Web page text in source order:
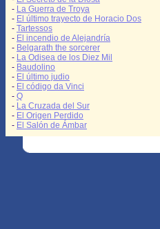
- La Guerra de Troya
- El último trayecto de Horacio Dos
- Tartessos
- El incendio de Alejandría
- Belgarath the sorcerer
- La Odisea de los Diez Mil
- Baudolino
- El último judio
- El código da Vinci
- Q
- La Cruzada del Sur
- El Origen Perdido
- El Salón de Ámbar